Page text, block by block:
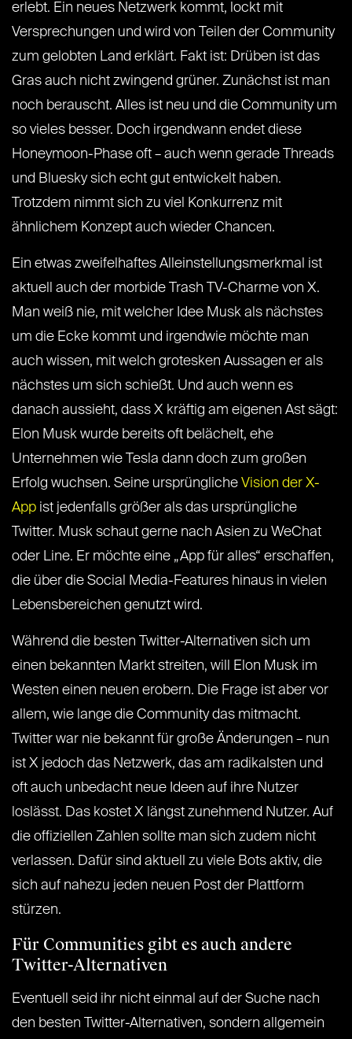
erlebt. Ein neues Netzwerk kommt, lockt mit
Versprechungen und wird von Teilen der Community
zum gelobten Land erklärt. Fakt ist: Drüben ist das
Gras auch nicht zwingend grüner. Zunächst ist man
noch berauscht. Alles ist neu und die Community um
so vieles besser. Doch irgendwann endet diese
Honeymoon-Phase oft – auch wenn gerade Threads
und Bluesky sich echt gut entwickelt haben.
Trotzdem nimmt sich zu viel Konkurrenz mit
ähnlichem Konzept auch wieder Chancen.
Ein etwas zweifelhaftes Alleinstellungsmerkmal ist
aktuell auch der morbide Trash TV-Charme von X.
Man weiß nie, mit welcher Idee Musk als nächstes
um die Ecke kommt und irgendwie möchte man
auch wissen, mit welch grotesken Aussagen er als
nächstes um sich schießt. Und auch wenn es
danach aussieht, dass X kräftig am eigenen Ast sägt:
Elon Musk wurde bereits oft belächelt, ehe
Unternehmen wie Tesla dann doch zum großen
Erfolg wuchsen. Seine ursprüngliche Vision der X-
App ist jedenfalls größer als das ursprüngliche
Twitter. Musk schaut gerne nach Asien zu WeChat
oder Line. Er möchte eine „App für alles“ erschaffen,
die über die Social Media-Features hinaus in vielen
Lebensbereichen genutzt wird.
Während die besten Twitter-Alternativen sich um
einen bekannten Markt streiten, will Elon Musk im
Westen einen neuen erobern. Die Frage ist aber vor
allem, wie lange die Community das mitmacht.
Twitter war nie bekannt für große Änderungen – nun
ist X jedoch das Netzwerk, das am radikalsten und
oft auch unbedacht neue Ideen auf ihre Nutzer
loslässt. Das kostet X längst zunehmend Nutzer. Auf
die offiziellen Zahlen sollte man sich zudem nicht
verlassen. Dafür sind aktuell zu viele Bots aktiv, die
sich auf nahezu jeden neuen Post der Plattform
stürzen.
Für Communities gibt es auch andere
Twitter-Alternativen
Eventuell seid ihr nicht einmal auf der Suche nach
den besten Twitter-Alternativen, sondern allgemein